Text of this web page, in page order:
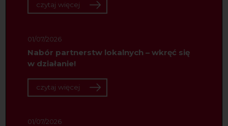
czytaj więcej
01/07/2026
Nabór partnerstw lokalnych – wkręć się
w działanie!
czytaj więcej
01/07/2026